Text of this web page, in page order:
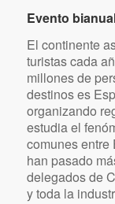
Evento
El continente
turistas cada
millones de
destinos es
organizando
estudia el
comunes
han pasado
delegados de
y toda la